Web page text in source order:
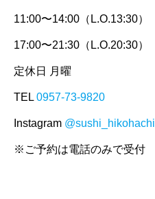
11:00〜14:00（L.O.13:30）
17:00〜21:30（L.O.20:30）
定休日 月曜
TEL 0957-73-9820
Instagram @sushi_hikohachi
※ご予約は電話のみで受付